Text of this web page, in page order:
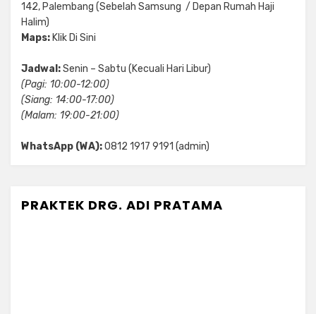
142, Palembang (Sebelah Samsung / Depan Rumah Haji
Halim)
Maps: Klik Di Sini
Jadwal:Senin – Sabtu (Kecuali Hari Libur)
(Pagi: 10:00-12:00)
(Siang: 14:00-17:00)
(Malam: 19:00-21:00)
WhatsApp (WA):0812 1917 9191 (admin)
PRAKTEK DRG. ADI PRATAMA